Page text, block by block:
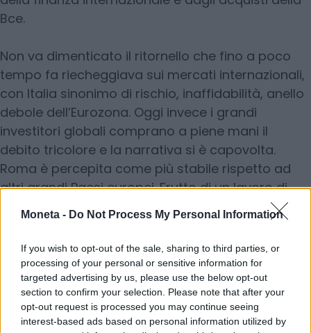
Moneta - Do Not Process My Personal Information
If you wish to opt-out of the sale, sharing to third parties, or
processing of your personal or sensitive information for
targeted advertising by us, please use the below opt-out
section to confirm your selection. Please note that after your
opt-out request is processed you may continue seeing
interest-based ads based on personal information utilized by
Bce.
Non va dimenticato il ritornello che fino a poco
tempo fa riecheggiava sui mercati internazionali,
con Italia sinonimo di rischio, inaffidabilità, anello
debole dell’Eurozona. Oggi invece i grandi
investitori globali comprano a piene mani il
debito tricolore e la narrativa si è capovolta.
Roma è percepita come più stabile rispetto ad
altri grandi Paesi europei. Frutto di un lavoro di
paziente che in questi anni ha costantemente
caratterizzato l’operato del Tesoro. E così, tra
rendimenti appetibili e una fiducia riconquistata
sui mercati, il debito pubblico italiano riscopre il
suo più antico e forse più solido alleato: il
risparmio delle famiglie.